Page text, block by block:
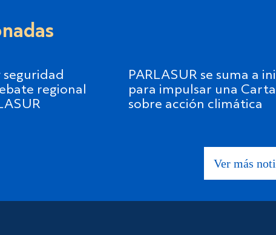
regional
PARLASUR se suma a
para impulsar una
sobre acción climática
Ver más